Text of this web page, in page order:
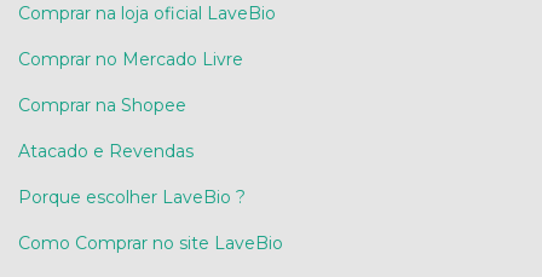
Comprar na loja oficial LaveBio
Comprar no Mercado Livre
Comprar na Shopee
Atacado e Revendas
Porque escolher LaveBio ?
Como Comprar no site LaveBio